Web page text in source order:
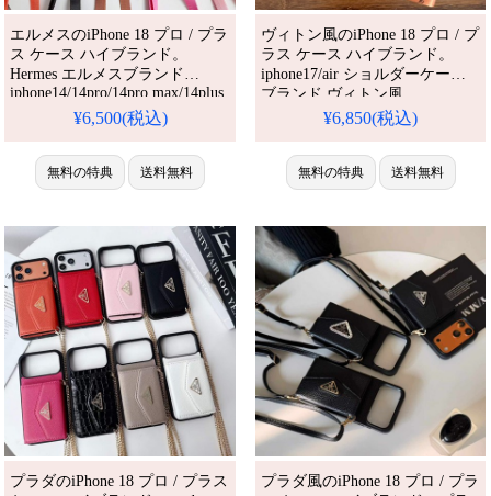
エルメスのiPhone 18 プロ / プラ
ス ケース ハイブランド。
Hermes エルメスブランド
iphone14/14pro/14pro max/14plus
ケース インスタ風 ジャケット
型 財布 レディース カード入れ
イブランド アイフォン
14/13/12/11ケース 高品質ブラン
テム。耐衝撃・防水・多機能で
かわいい。おしゃれでシ
¥6,500(税込)
無料の特典 送料無料
ヴィトン風のiPhone 18 プロ / プ
ラス ケース ハイブランド。
iphone17/air ショルダーケース
ブランド ヴィトン風
iphone17pro/16pro ケース
iphone16plus/15plus ケース ミラ
ー付き iphone15/14/13 ケース カ
ード収納 ハイブランド iphoneケ
ース gucci風。芸能人も愛用す
水・多機能でかわいい
¥6,850(税込)
無料の特典 送料無料
プラダのiPhone 18 プロ / プラス
プラダ風のiPhone 18 プロ / プラ